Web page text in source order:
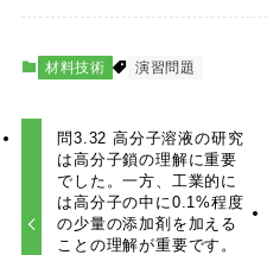
材料技術 演習問題
問3.32 高分子溶液の研究
は高分子鎖の理解に重要
でした。一方、工業的に
は高分子の中に0.1%程度
の少量の添加剤を加える
ことの理解が重要です。